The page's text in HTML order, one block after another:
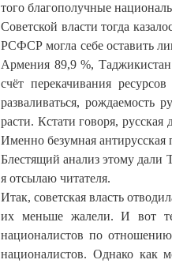
того благополучные
Советской власти тогда
РСФСР могла себе оставить
Армения 89,9 %,
счёт перекачивания
разваливаться, рождаемость
расти. Кстати говоря,
Именно безумная
Блестящий анализ этому дали
я отсылаю читателя.
Итак, советская власть
их меньше жалели. И вот
националистов по
националистов. Однако как